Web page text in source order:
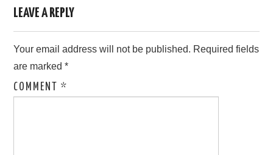
LEAVE A REPLY
Your email address will not be published. Required fields
are marked*
COMMENT*